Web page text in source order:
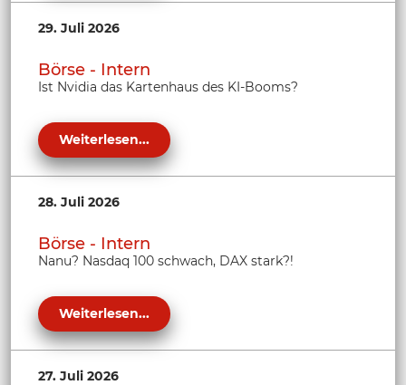
29. Juli 2026
Börse - Intern
Ist Nvidia das Kartenhaus des KI-Booms?
Weiterlesen...
28. Juli 2026
Börse - Intern
Nanu? Nasdaq 100 schwach, DAX stark?!
Weiterlesen...
27. Juli 2026